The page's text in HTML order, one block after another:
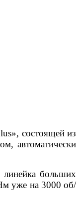
состоящей из
автоматически
больших
уже на 3000 об/